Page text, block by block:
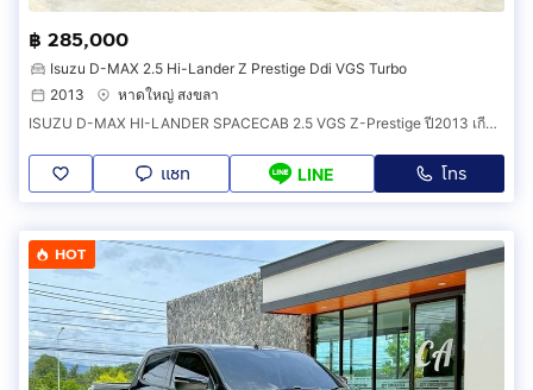
฿ 285,000
Isuzu D-MAX 2.5 Hi-Lander Z Prestige Ddi VGS Turbo
2013
หาดใหญ่ สงขลา
ISUZU D-MAX HI-LANDER SPACECAB 2.5 VGS Z-Prestige ปี2013 เกียร์ออโต้
แชท LINE โทร
HOT